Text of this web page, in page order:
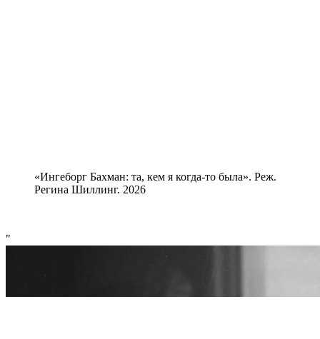
«Ингеборг Бахман: та, кем я когда-то была». Реж.
Регина Шиллинг. 2026